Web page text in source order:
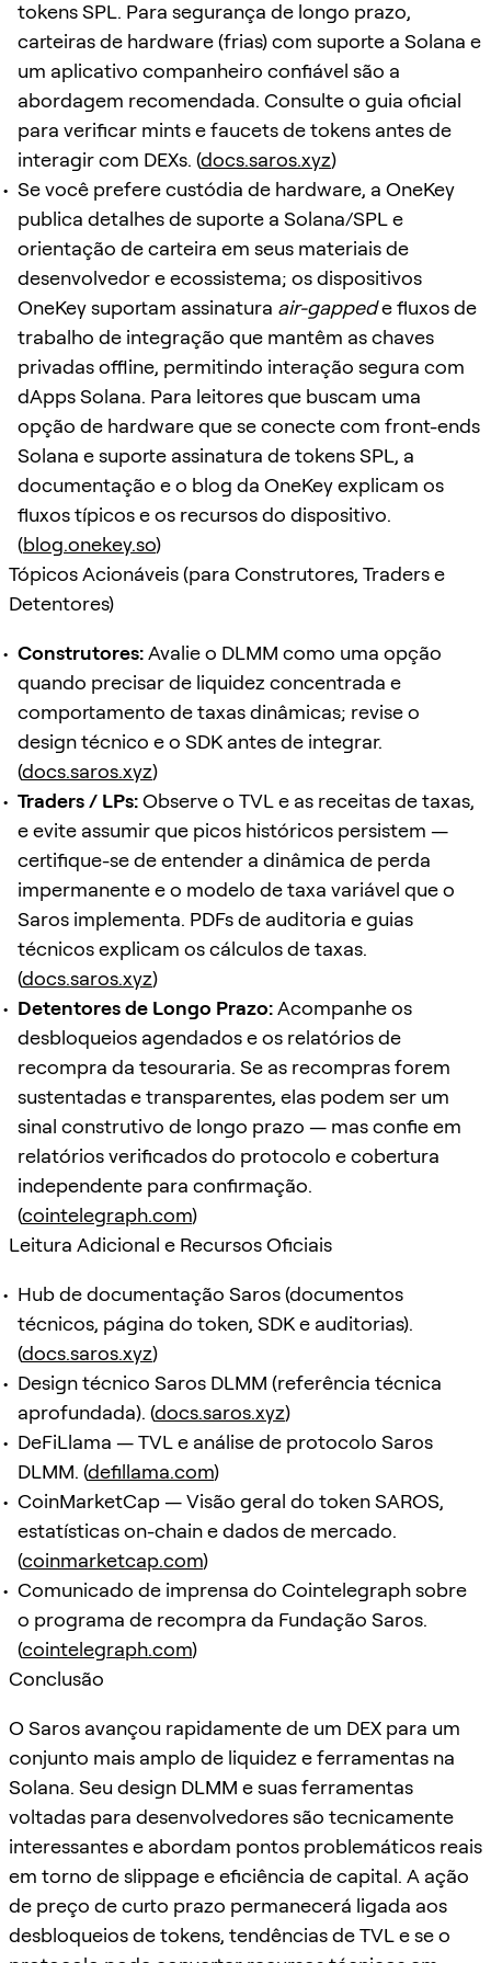
tokens SPL. Para segurança de longo prazo,
carteiras de hardware (frias) com suporte a Solana e
um aplicativo companheiro confiável são a
abordagem recomendada. Consulte o guia oficial
para verificar mints e faucets de tokens antes de
interagir com DEXs. (docs.saros.xyz)
Se você prefere custódia de hardware, a OneKey
publica detalhes de suporte a Solana/SPL e
orientação de carteira em seus materiais de
desenvolvedor e ecossistema; os dispositivos
OneKey suportam assinatura air-gappede fluxos de
trabalho de integração que mantêm as chaves
privadas offline, permitindo interação segura com
dApps Solana. Para leitores que buscam uma
opção de hardware que se conecte com front-ends
Solana e suporte assinatura de tokens SPL, a
documentação e o blog da OneKey explicam os
fluxos típicos e os recursos do dispositivo.
(blog.onekey.so)
Tópicos Acionáveis (para Construtores, Traders e
Detentores)
Construtores:Avalie o DLMM como uma opção
quando precisar de liquidez concentrada e
comportamento de taxas dinâmicas; revise o
design técnico e o SDK antes de integrar.
(docs.saros.xyz)
Traders / LPs:Observe o TVL e as receitas de taxas,
e evite assumir que picos históricos persistem —
certifique-se de entender a dinâmica de perda
impermanente e o modelo de taxa variável que o
Saros implementa. PDFs de auditoria e guias
técnicos explicam os cálculos de taxas.
(docs.saros.xyz)
Detentores de Longo Prazo:Acompanhe os
desbloqueios agendados e os relatórios de
recompra da tesouraria. Se as recompras forem
sustentadas e transparentes, elas podem ser um
sinal construtivo de longo prazo — mas confie em
relatórios verificados do protocolo e cobertura
independente para confirmação.
(cointelegraph.com)
Leitura Adicional e Recursos Oficiais
Hub de documentação Saros (documentos
técnicos, página do token, SDK e auditorias).
(docs.saros.xyz)
Design técnico Saros DLMM (referência técnica
aprofundada). (docs.saros.xyz)
DeFiLlama — TVL e análise de protocolo Saros
DLMM. (defillama.com)
CoinMarketCap — Visão geral do token SAROS,
estatísticas on-chain e dados de mercado.
(coinmarketcap.com)
Comunicado de imprensa do Cointelegraph sobre
o programa de recompra da Fundação Saros.
(cointelegraph.com)
Conclusão
O Saros avançou rapidamente de um DEX para um
conjunto mais amplo de liquidez e ferramentas na
Solana. Seu design DLMM e suas ferramentas
voltadas para desenvolvedores são tecnicamente
interessantes e abordam pontos problemáticos reais
em torno de slippage e eficiência de capital. A ação
de preço de curto prazo permanecerá ligada aos
desbloqueios de tokens, tendências de TVL e se o